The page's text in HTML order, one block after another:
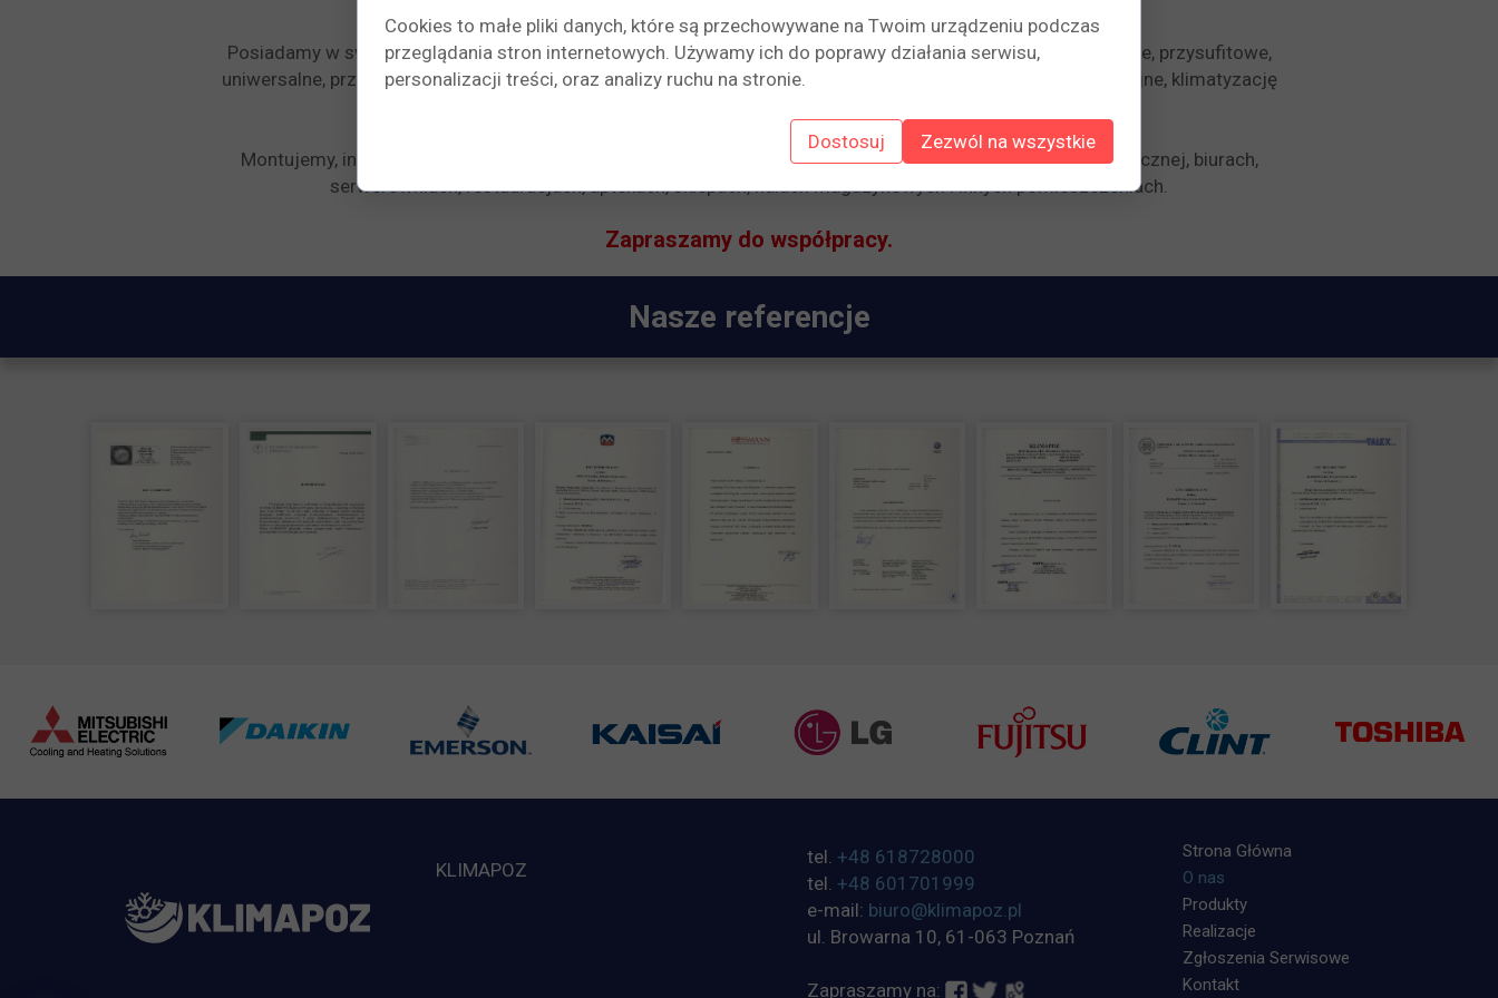
Posiadamy w swojej ofercieklimatyzatory split i multi split: naścienne, kasetonowe, kanałowe, przypodłogowe, przysufitowe,
uniwersalne, przenośne, mobilne. Oferujemy również pompy ciepła, centrale rekuperacyjne, centrale wentylacyjne, klimatyzację
Montujemy, instalujemy i serwisujemy klimatyzację w mieszkaniach, domach, budynkach użyteczności publicznej, biurach,
serwerowniach, restauracjach, aptekach, sklepach, halach magazynowych i innych pomieszczeniach.
Zapraszamy do współpracy.
Nasze referencje
tel. +48 618728000
tel. +48 601701999
e-mail: biuro@klimapoz.pl
ul. Browarna 10, 61-063 Poznań
Zapraszamy na:
KLIMAPOZ
Strona Główna
O nas
Produkty
Realizacje
Zgłoszenia Serwisowe
Kontakt
Cookies to małe pliki danych, które są przechowywane na Twoim urządzeniu podczas
przeglądania stron internetowych. Używamy ich do poprawy działania serwisu,
personalizacji treści, oraz analizy ruchu na stronie.
Dostosuj Zezwól na wszystkie